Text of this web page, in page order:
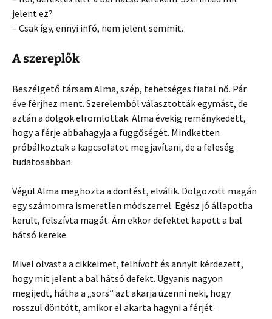
jelent ez?
– Csak így, ennyi infó, nem jelent semmit.
A szereplők
Beszélgető társam Alma, szép, tehetséges fiatal nő. Pár
éve férjhez ment. Szerelemből választották egymást, de
aztán a dolgok elromlottak. Alma évekig reménykedett,
hogy a férje abbahagyja a függőségét. Mindketten
próbálkoztak a kapcsolatot megjavítani, de a feleség
tudatosabban.
Végül Alma meghozta a döntést, elválik. Dolgozott magán
egy számomra ismeretlen módszerrel. Egész jó állapotba
került, felszívta magát. Ám ekkor defektet kapott a bal
hátsó kereke.
Mivel olvasta a cikkeimet, felhívott és annyit kérdezett,
hogy mit jelent a bal hátsó defekt. Ugyanis nagyon
megijedt, hátha a „sors” azt akarja üzenni neki, hogy
rosszul döntött, amikor el akarta hagyni a férjét.